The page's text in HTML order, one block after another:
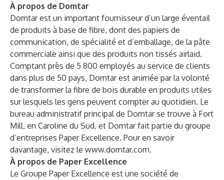
À propos de Domtar
Domtar est un important fournisseur d’un large éventail
de produits à base de fibre, dont des papiers de
communication, de spécialité et d’emballage, de la pâte
commerciale ainsi que des produits non tissés airlaid.
Comptant près de 5 800 employés au service de clients
dans plus de 50 pays, Domtar est animée par la volonté
de transformer la fibre de bois durable en produits utiles
sur lesquels les gens peuvent compter au quotidien. Le
bureau administratif principal de Domtar se trouve à Fort
Mill, en Caroline du Sud, et Domtar fait partie du groupe
d’entreprises Paper Excellence. Pour en savoir
davantage, visitez le www.domtar.com.
À propos de Paper Excellence
Le Groupe Paper Excellence est une société de